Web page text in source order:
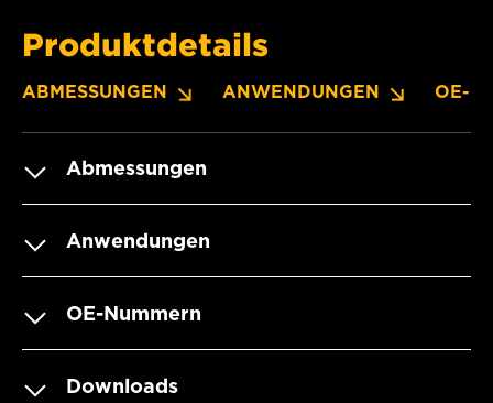
Produktdetails
ABMESSUNGEN ANWENDUNGEN OE-
Abmessungen
Anwendungen
OE-Nummern
Downloads